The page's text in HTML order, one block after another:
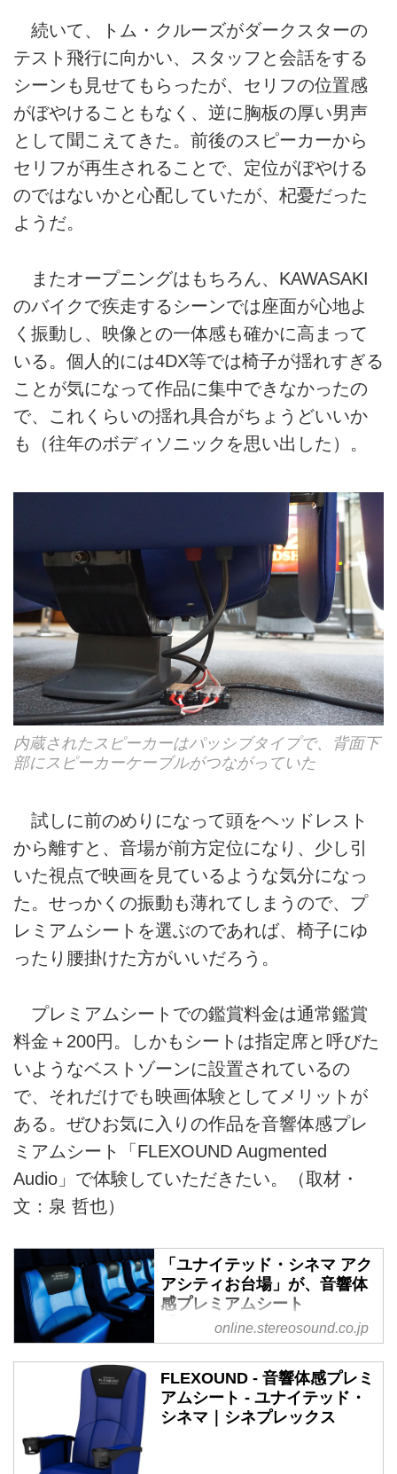
続いて、トム・クルーズがダークスターの
テスト飛行に向かい、スタッフと会話をする
シーンも見せてもらったが、セリフの位置感
がぼやけることもなく、逆に胸板の厚い男声
として聞こえてきた。前後のスピーカーから
セリフが再生されることで、定位がぼやける
のではないかと心配していたが、杞憂だった
ようだ。
またオープニングはもちろん、KAWASAKI
のバイクで疾走するシーンでは座面が心地よ
く振動し、映像との一体感も確かに高まって
いる。個人的には4DX等では椅子が揺れすぎる
ことが気になって作品に集中できなかったの
で、これくらいの揺れ具合がちょうどいいか
も（往年のボディソニックを思い出した）。
内蔵されたスピーカーはパッシブタイプで、背面下
部にスピーカーケーブルがつながっていた
試しに前のめりになって頭をヘッドレスト
から離すと、音場が前方定位になり、少し引
いた視点で映画を見ているような気分になっ
た。せっかくの振動も薄れてしまうので、プ
レミアムシートを選ぶのであれば、椅子にゆ
ったり腰掛けた方がいいだろう。
プレミアムシートでの鑑賞料金は通常鑑賞
料金＋200円。しかもシートは指定席と呼びた
いようなベストゾーンに設置されているの
で、それだけでも映画体験としてメリットが
ある。ぜひお気に入りの作品を音響体感プレ
ミアムシート「FLEXOUND Augmented
Audio」で体験していただきたい。（取材・
文：泉 哲也）
「ユナイテッド・シネマ アク
アシティお台場」が、音響体
感プレミアムシート
「FLEXOUND Augmented
Audio」を日本初導入。全身
で音を聴く体験をぜひ -
Stereo Sound ONLINE
ユナイテッド・シネマは、「ユナ
イテッド・シネマ アクアシティ
online.stereosound.co.jp
FLEXOUND - 音響体感プレミ
アムシート - ユナイテッド・
シネマ｜シネプレックス